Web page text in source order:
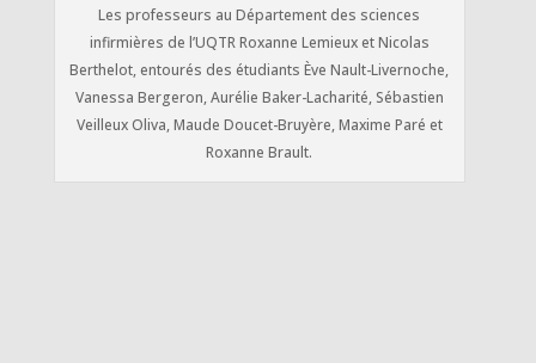
Les professeurs au Département des sciences
infirmières de l’UQTR Roxanne Lemieux et Nicolas
Berthelot, entourés des étudiants Ève Nault-Livernoche,
Vanessa Bergeron, Aurélie Baker-Lacharité, Sébastien
Veilleux Oliva, Maude Doucet-Bruyère, Maxime Paré et
Roxanne Brault.